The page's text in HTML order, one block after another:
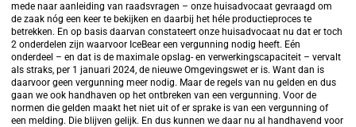
mede naar aanleiding van raadsvragen – onze huisadvocaat gevraagd om
de zaak nóg een keer te bekijken en daarbij het héle productieproces te
betrekken. En op basis daarvan constateert onze huisadvocaat nu dat er toch
2 onderdelen zijn waarvoor IceBear een vergunning nodig heeft. Eén
onderdeel – en dat is de maximale opslag- en verwerkingscapaciteit – vervalt
als straks, per 1 januari 2024, de nieuwe Omgevingswet er is. Want dan is
daarvoor geen vergunning meer nodig. Maar de regels van nu gelden en dus
gaan we ook handhaven op het ontbreken van een vergunning. Voor de
normen die gelden maakt het niet uit of er sprake is van een vergunning of
een melding. Die blijven gelijk. En dus kunnen we daar nu al handhavend voor